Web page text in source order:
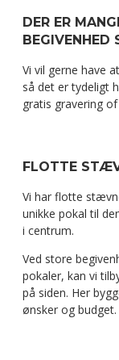
DER ER
BEGIVENHED
Vi vil gerne have
så det er tydeligt
gratis gravering
FLOTTE
Vi har flotte
unikke pokal til
i centrum.
Ved store
pokaler, kan vi
på siden. Her
ønsker og budget.